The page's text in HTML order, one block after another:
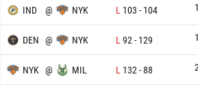
IND @ NYK L 103 - 104
DEN @ NYK L 92 - 129
NYK @ MIL L 132 -88